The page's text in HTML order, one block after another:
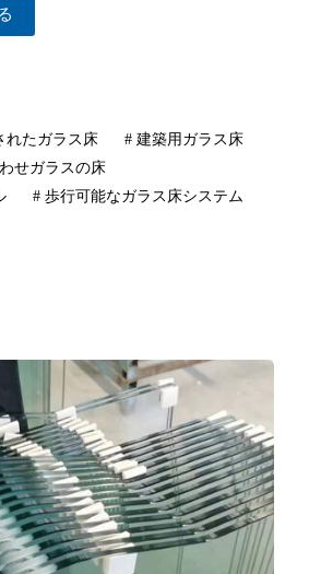
れたガラス床 #建築用ガラス床
せガラスの床
#歩行可能なガラス床システム